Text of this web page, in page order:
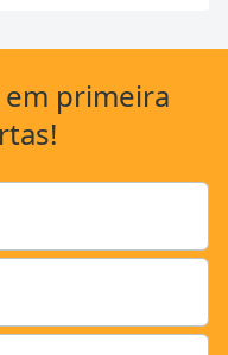
carros, motos, pisos,
que quanto maior o PSI
primeira